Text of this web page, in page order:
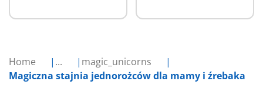
Home ...
magic_unicorns
Magiczna stajnia jednorożców dla mamy i źrebaka